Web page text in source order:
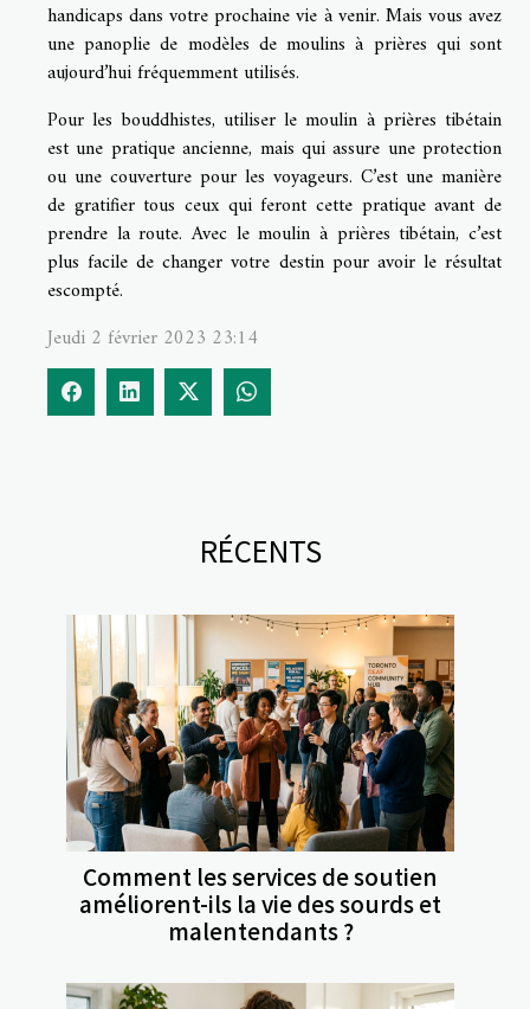
RÉCENTS
Comment les services de soutien
améliorent-ils la vie des sourds et
malentendants ?
handicaps dans votre prochaine vie à venir. Mais vous avez
une panoplie de modèles de moulins à prières qui sont
aujourd’hui fréquemment utilisés.
Pour les bouddhistes, utiliser le moulin à prières tibétain
est une pratique ancienne, mais qui assure une protection
ou une couverture pour les voyageurs. C’est une manière
de gratifier tous ceux qui feront cette pratique avant de
prendre la route. Avec le moulin à prières tibétain, c’est
plus facile de changer votre destin pour avoir le résultat
escompté.
Jeudi 2 février 2023 23:14